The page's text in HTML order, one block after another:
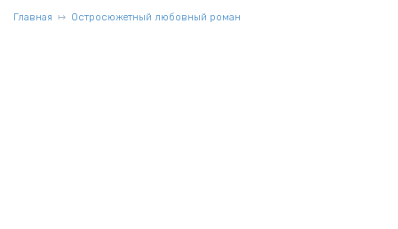
Главная Остросюжетный любовный роман